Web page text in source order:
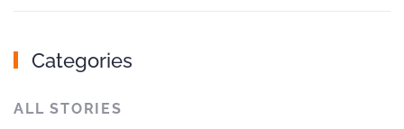
Categories
ALL STORIES